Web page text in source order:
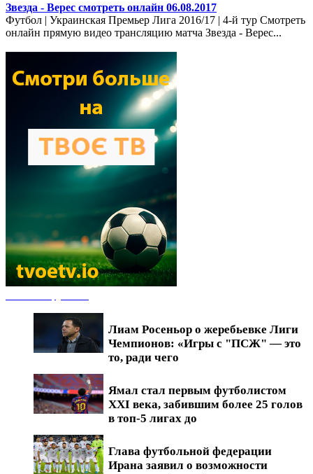
Звезда - Верес смотреть онлайн 06.08.2017
Футбол | Украинская Премьер Лига 2016/17 | 4-й тур Смотреть
онлайн прямую видео трансляцию матча Звезда - Верес...
Лиам Росеньор о жеребьевке Лиги
Чемпионов: «Игры с "ПСЖ" — это
то, ради чего
Ямал стал первым футболистом
XXI века, забившим более 25 голов
в топ-5 лигах до
Глава футбольной федерации
Ирана заявил о возможности